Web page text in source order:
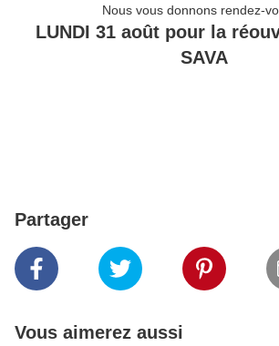
Nous vous donnons rendez-
LUNDI 31 août pour la
SAVA
Partager
Vous aimerez aussi